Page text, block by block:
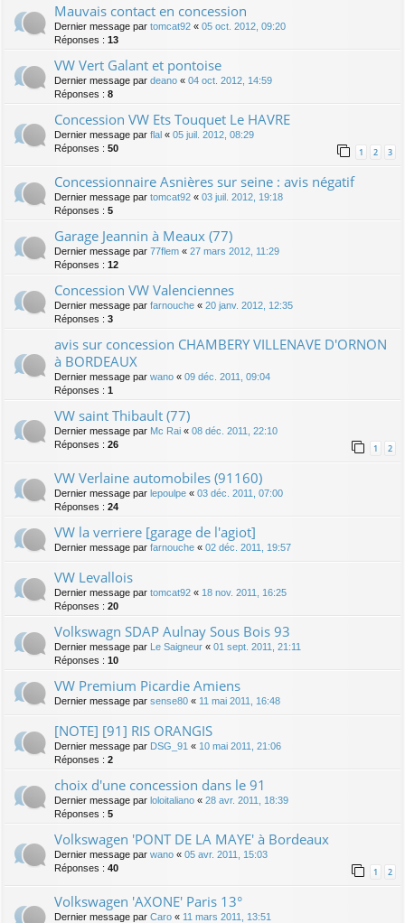
Mauvais contact en concession
Dernier message par tomcat92 « 05 oct. 2012, 09:20
Réponses : 13
VW Vert Galant et pontoise
Dernier message par deano « 04 oct. 2012, 14:59
Réponses : 8
Concession VW Ets Touquet Le HAVRE
Dernier message par flal « 05 juil. 2012, 08:29
Réponses : 50 1 2 3
Concessionnaire Asnières sur seine : avis négatif
Dernier message par tomcat92 « 03 juil. 2012, 19:18
Réponses : 5
Garage Jeannin à Meaux (77)
Dernier message par 77flem « 27 mars 2012, 11:29
Réponses : 12
Concession VW Valenciennes
Dernier message par farnouche « 20 janv. 2012, 12:35
Réponses : 3
avis sur concession CHAMBERY VILLENAVE D'ORNON
à BORDEAUX
Dernier message par wano « 09 déc. 2011, 09:04
Réponses : 1
VW saint Thibault (77)
Dernier message par Mc Rai « 08 déc. 2011, 22:10
Réponses : 26 1 2
VW Verlaine automobiles (91160)
Dernier message par lepoulpe « 03 déc. 2011, 07:00
Réponses : 24
VW la verriere [garage de l'agiot]
Dernier message par farnouche « 02 déc. 2011, 19:57
VW Levallois
Dernier message par tomcat92 « 18 nov. 2011, 16:25
Réponses : 20
Volkswagn SDAP Aulnay Sous Bois 93
Dernier message par Le Saigneur « 01 sept. 2011, 21:11
Réponses : 10
VW Premium Picardie Amiens
Dernier message par sense80 « 11 mai 2011, 16:48
[NOTE] [91] RIS ORANGIS
Dernier message par DSG_91 « 10 mai 2011, 21:06
Réponses : 2
choix d'une concession dans le 91
Dernier message par loloitaliano « 28 avr. 2011, 18:39
Réponses : 5
Volkswagen 'PONT DE LA MAYE' à Bordeaux
Dernier message par wano « 05 avr. 2011, 15:03
Réponses : 40 1 2
Volkswagen 'AXONE' Paris 13°
Dernier message par Caro « 11 mars 2011, 13:51